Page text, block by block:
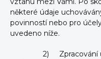
některé údaje
povinností nebo pro
uvedeno níže.
2) Zpracování